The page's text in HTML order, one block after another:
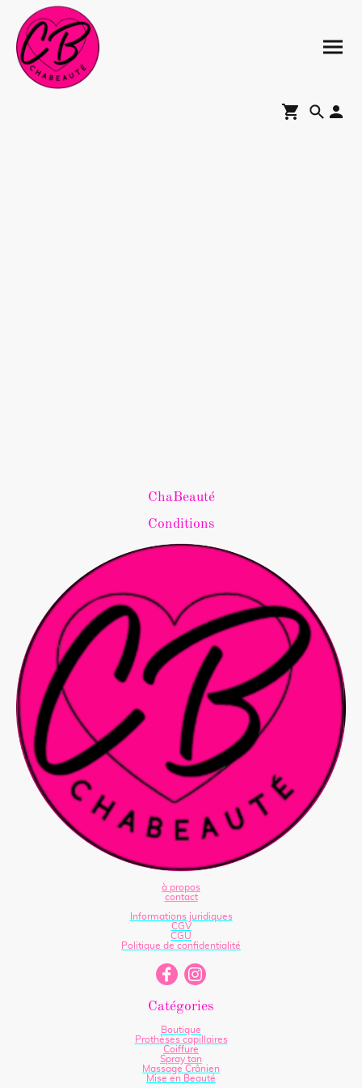
ChaBeauté
Conditions
à propos
contact
Informations juridiques
CGV
CGU
Politique de confidentialité
Catégories
Boutique
Prothèses capillaires
Coiffure
Spray tan
Massage Crânien
Mise en Beauté